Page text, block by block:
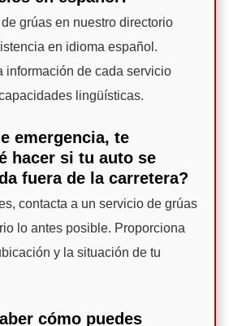
grúas en nuestro directorio
en idioma español.
información de cada servicio
lingüísticas.
emergencia, te
hacer si tu auto se
fuera de la carretera?
contacta a un servicio de grúas
lo antes posible. Proporciona
y la situación de tu
cómo puedes